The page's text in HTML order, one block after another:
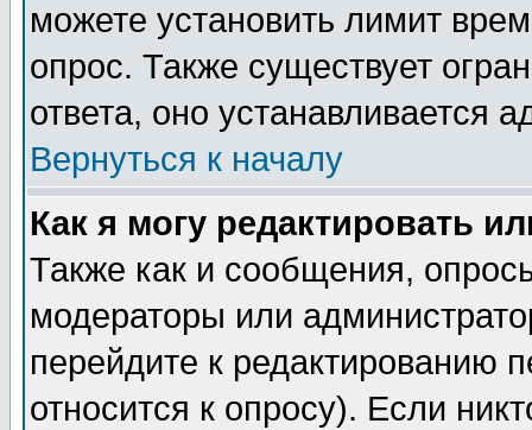
можете установить лимит
опрос. Также существует
ответа, оно устанавливается
Вернуться к началу
Как я могу редактировать
Также как и сообщения,
модераторы или
перейдите к редактированию
относится к опросу). Если